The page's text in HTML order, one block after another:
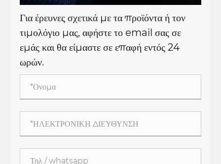
Για έρευνες σχετικά με τα προϊόντα ή τον
τιμολόγιο μας, αφήστε το email σας σε
εμάς και θα είμαστε σε επαφή εντός 24
ωρών.